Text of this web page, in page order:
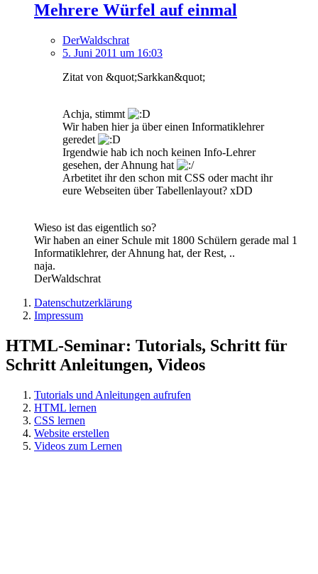
Mehrere Würfel auf einmal
DerWaldschrat
5. Juni 2011 um 16:03
Zitat von &quot;Sarkkan&quot;
Achja, stimmt
Wir haben hier ja über einen Informatiklehrer
geredet
Irgendwie hab ich noch keinen Info-Lehrer
gesehen, der Ahnung hat
Arbetitet ihr den schon mit CSS oder macht ihr
eure Webseiten über Tabellenlayout? xDD
Wieso ist das eigentlich so?
Wir haben an einer Schule mit 1800 Schülern gerade mal 1
Informatiklehrer, der Ahnung hat, der Rest, ..
naja.
DerWaldschrat
Datenschutzerklärung
Impressum
HTML-Seminar: Tutorials, Schritt für
Schritt Anleitungen, Videos
Tutorials und Anleitungen aufrufen
HTML lernen
CSS lernen
Website erstellen
Videos zum Lernen